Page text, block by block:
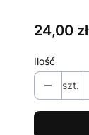
Cena
24,00 zł
Ilość
szt.